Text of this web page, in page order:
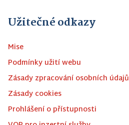
Užitečné odkazy
Mise
Podmínky užití webu
Zásady zpracování osobních údajů
Zásady cookies
Prohlášení o přístupnosti